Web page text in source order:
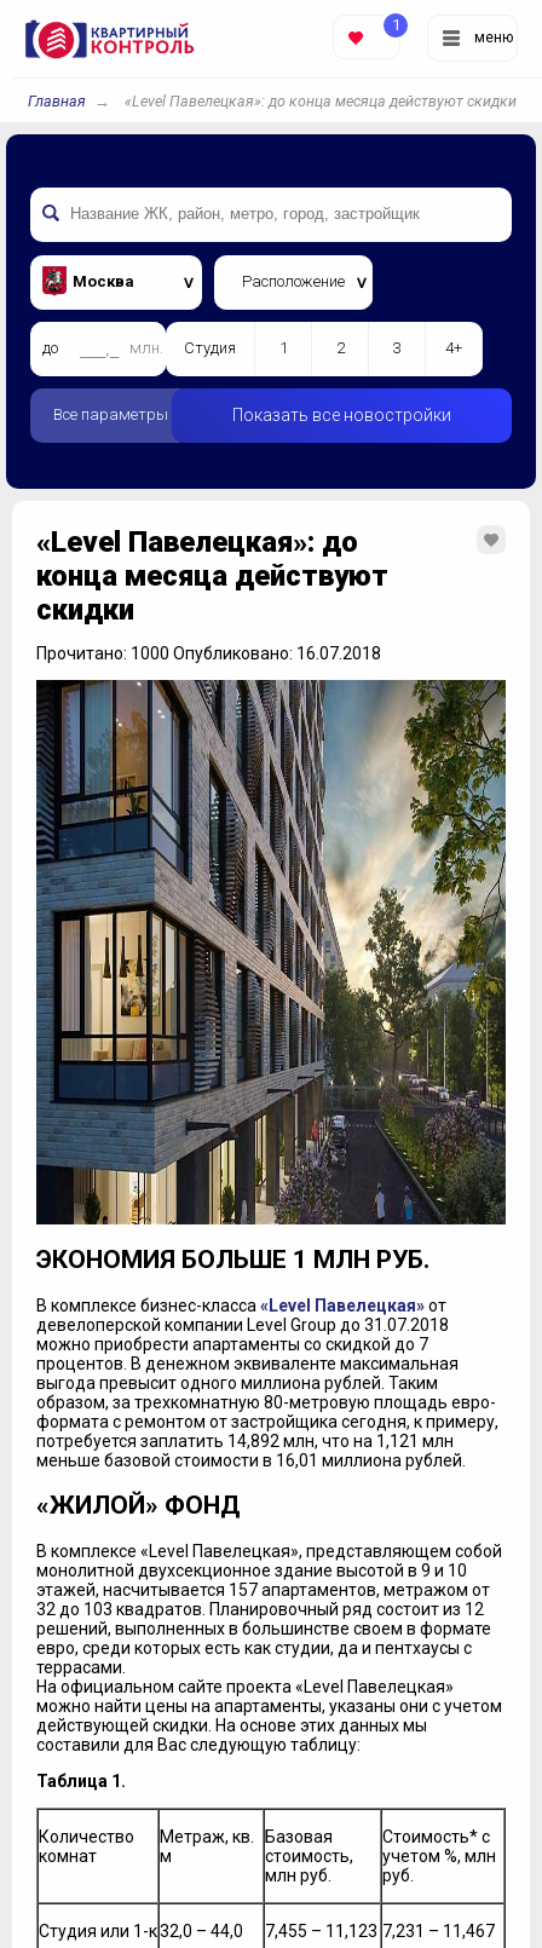
меню
1
Главная «Level Павелецкая»: до конца месяца действуют скидки
Москва Расположение
до млн. Студия 1 2 3 4+
Все параметры Показать все новостройки
«Level Павелецкая»: до
конца месяца действуют
скидки
Прочитано: 1000 Опубликовано: 16.07.2018
ЭКОНОМИЯ БОЛЬШЕ 1 МЛН РУБ.
В комплексе бизнес-класса «Level Павелецкая»от
девелоперской компании Level Group до 31.07.2018
можно приобрести апартаменты со скидкой до 7
процентов. В денежном эквиваленте максимальная
выгода превысит одного миллиона рублей. Таким
образом, за трехкомнатную 80-метровую площадь евро-
формата с ремонтом от застройщика сегодня, к примеру,
потребуется заплатить 14,892 млн, что на 1,121 млн
меньше базовой стоимости в 16,01 миллиона рублей.
«ЖИЛОЙ» ФОНД
В комплексе «Level Павелецкая», представляющем собой
монолитной двухсекционное здание высотой в 9 и 10
этажей, насчитывается 157 апартаментов, метражом от
32 до 103 квадратов. Планировочный ряд состоит из 12
решений, выполненных в большинстве своем в формате
евро, среди которых есть как студии, да и пентхаусы с
террасами.
На официальном сайте проекта «Level Павелецкая»
можно найти цены на апартаменты, указаны они с учетом
действующей скидки. На основе этих данных мы
составили для Вас следующую таблицу:
Таблица 1.
Количество
комнат
Метраж, кв.
м
Базовая
стоимость,
млн руб.
Стоимость* с
учетом %, млн
руб.
Студия или 1-к32,0 – 44,0 7,455 – 11,123 7,231 – 11,467